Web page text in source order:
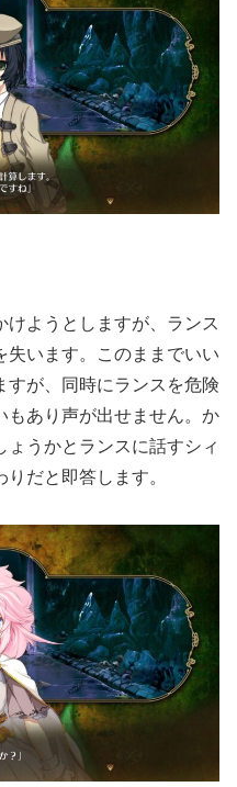
けようとしますが、ランス
失います。このままでいい
すが、同時にランスを危険
もあり声が出せません。か
うかとランスに話すシィ
だと即答します。